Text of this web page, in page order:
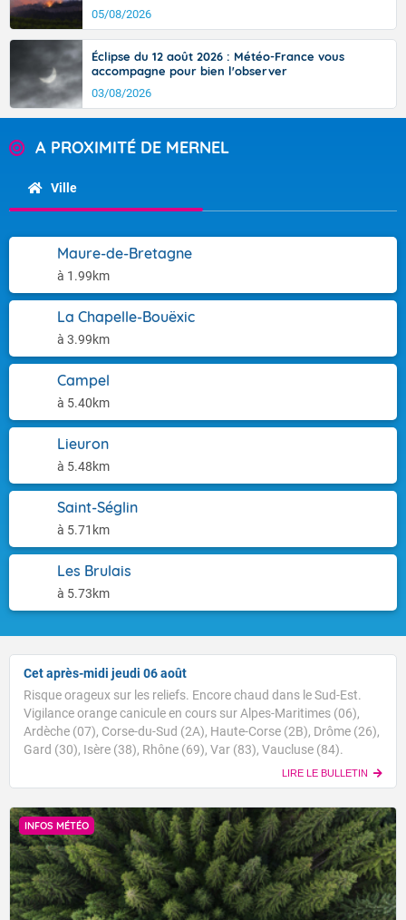
05/08/2026
Éclipse du 12 août 2026 : Météo-France vous
accompagne pour bien l'observer
03/08/2026
A PROXIMITÉ DE MERNEL
Ville
Maure-de-Bretagne
à 1.99km
La Chapelle-Bouëxic
à 3.99km
Campel
à 5.40km
Lieuron
à 5.48km
Saint-Séglin
à 5.71km
Les Brulais
à 5.73km
Cet après-midi jeudi 06 août
Risque orageux sur les reliefs. Encore chaud dans le Sud-Est.
Vigilance orange canicule en cours sur Alpes-Maritimes (06),
Ardèche (07), Corse-du-Sud (2A), Haute-Corse (2B), Drôme (26),
Gard (30), Isère (38), Rhône (69), Var (83), Vaucluse (84).
LIRE LE BULLETIN
INFOS MÉTÉO